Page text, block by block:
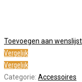
Toevoegen aan wenslijst
Vergelijk
Vergelijk
Categorie: Accessoires